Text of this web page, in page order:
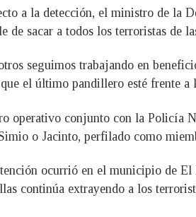
a la detección, el ministro de la
de sacar a todos los terroristas de
seguimos trabajando en
que el último pandillero esté frente
operativo conjunto con la Policía
o Jacinto, perfilado como
ocurrió en el municipio de
continúa extrayendo a los